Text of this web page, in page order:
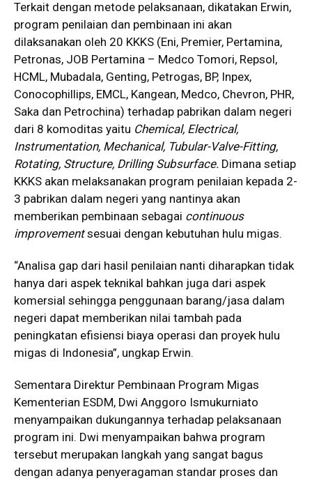
Terkait dengan metode pelaksanaan, dikatakan Erwin,
program penilaian dan pembinaan ini akan
dilaksanakan oleh 20 KKKS (Eni, Premier, Pertamina,
Petronas, JOB Pertamina – Medco Tomori, Repsol,
HCML, Mubadala, Genting, Petrogas, BP, Inpex,
Conocophillips, EMCL, Kangean, Medco, Chevron, PHR,
Saka dan Petrochina) terhadap pabrikan dalam negeri
dari 8 komoditas yaitu Chemical, Electrical,
Instrumentation, Mechanical, Tubular-Valve-Fitting,
Rotating, Structure, Drilling Subsurface. Dimana setiap
KKKS akan melaksanakan program penilaian kepada 2-
3 pabrikan dalam negeri yang nantinya akan
memberikan pembinaan sebagai continuous
improvementsesuai dengan kebutuhan hulu migas.
“Analisa gap dari hasil penilaian nanti diharapkan tidak
hanya dari aspek teknikal bahkan juga dari aspek
komersial sehingga penggunaan barang/jasa dalam
negeri dapat memberikan nilai tambah pada
peningkatan efisiensi biaya operasi dan proyek hulu
migas di Indonesia”, ungkap Erwin.
Sementara Direktur Pembinaan Program Migas
Kementerian ESDM, Dwi Anggoro Ismukurniato
menyampaikan dukungannya terhadap pelaksanaan
program ini. Dwi menyampaikan bahwa program
tersebut merupakan langkah yang sangat bagus
dengan adanya penyeragaman standar proses dan